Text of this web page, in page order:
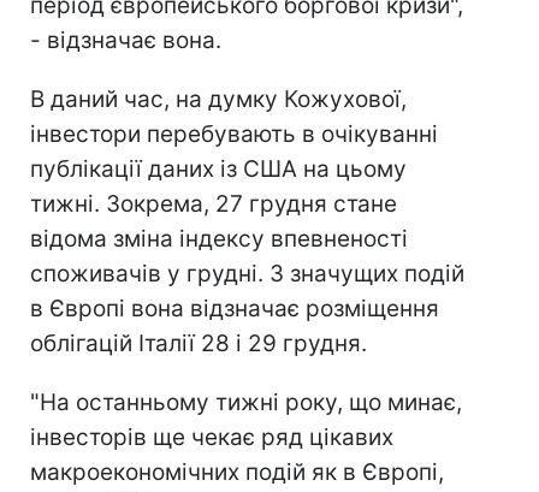
- відзначає вона.
В даний час, на думку Кожухової,
інвестори перебувають в очікуванні
публікації даних із США на цьому
тижні. Зокрема, 27 грудня стане
відома зміна індексу впевненості
споживачів у грудні. З значущих подій
в Європі вона відзначає розміщення
облігацій Італії 28 і 29 грудня.
"На останньому тижні року, що минає,
інвесторів ще чекає ряд цікавих
макроекономічних подій як в Європі,